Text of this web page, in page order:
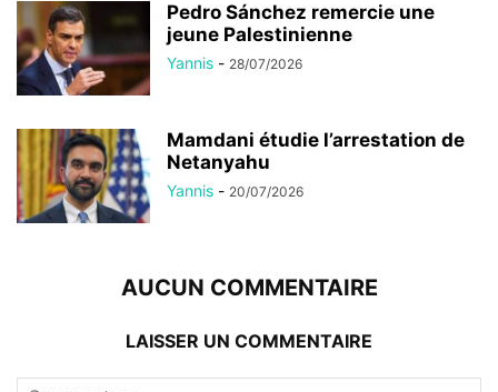
Pedro Sánchez remercie une
jeune Palestinienne
Yannis - 28/07/2026
Mamdani étudie l’arrestation de
Netanyahu
Yannis - 20/07/2026
AUCUN COMMENTAIRE
LAISSER UN COMMENTAIRE